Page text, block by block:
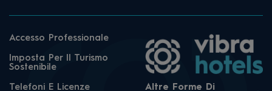
Accesso Professionale
Imposta Per Il Turismo
Sostenibile
Telefoni E Licenze
Altre Forme Di